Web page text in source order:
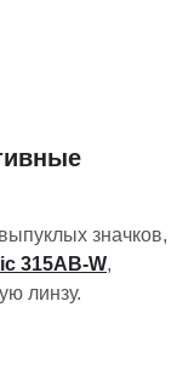
значков,
315AB-W,
линзу.